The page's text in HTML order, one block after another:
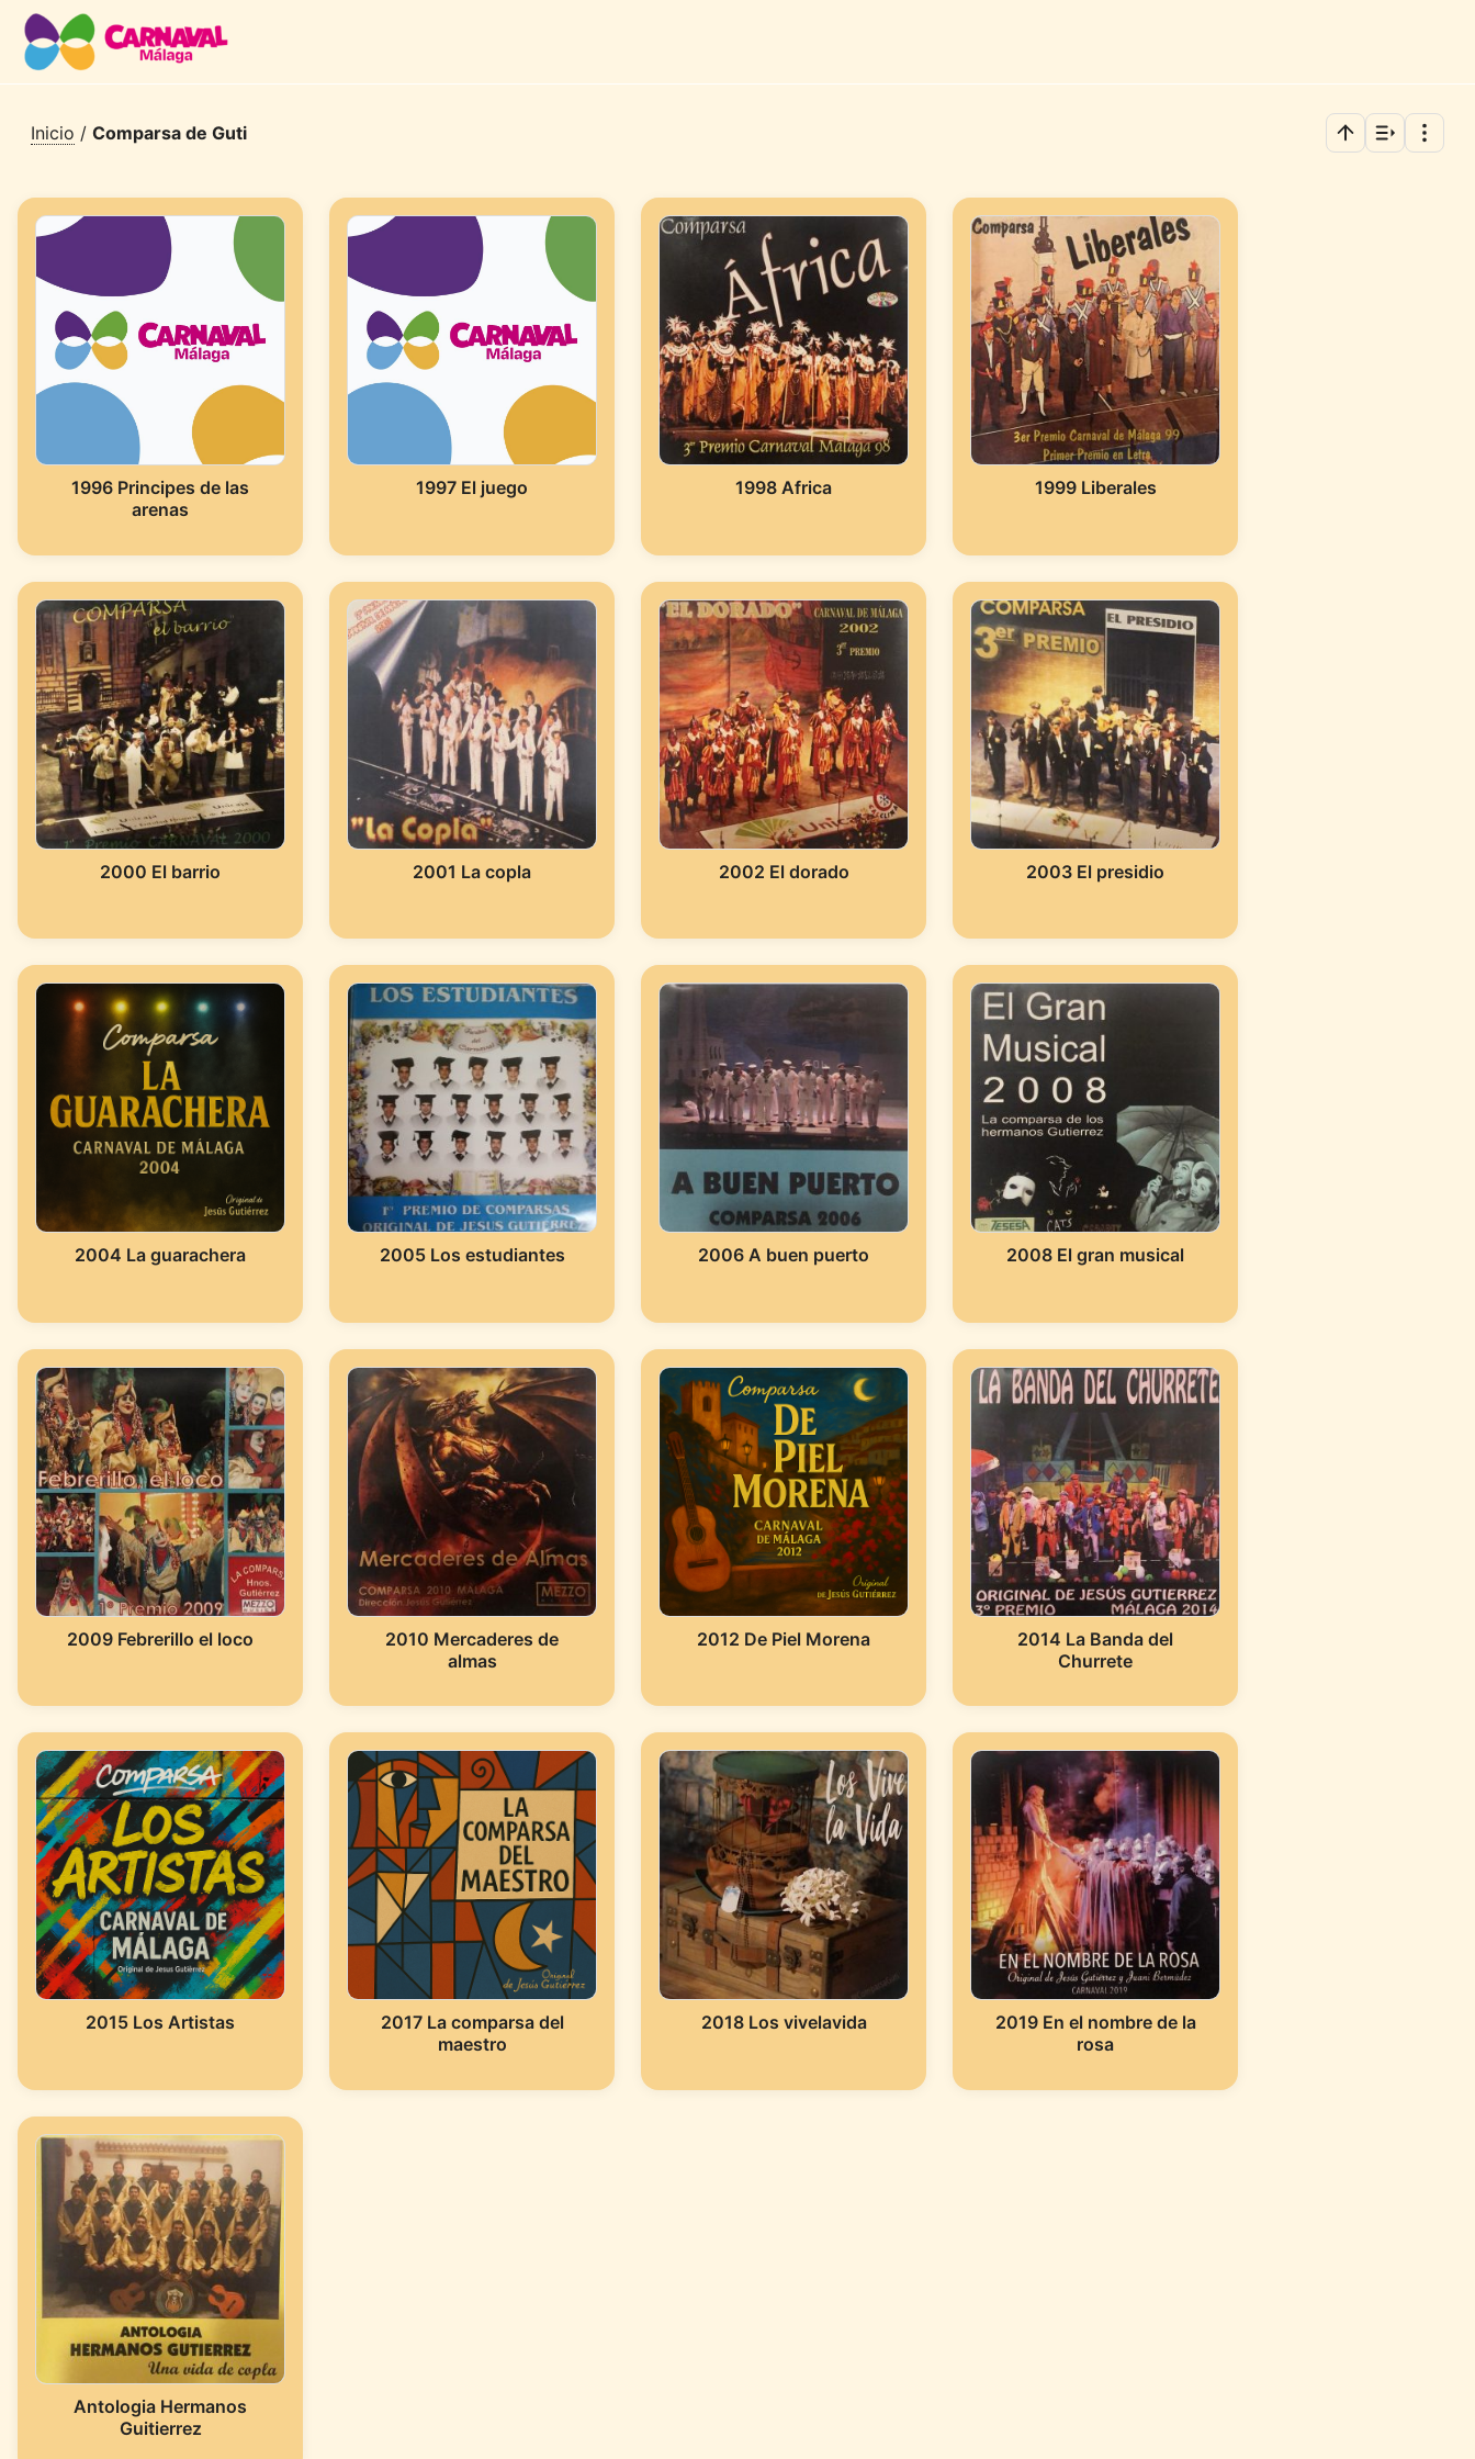
Inicio / Comparsa de Guti
1996 Principes de las
arenas
1997 El juego 1998 Africa 1999 Liberales
2000 El barrio 2001 La copla 2002 El dorado 2003 El presidio
2004 La guarachera 2005 Los estudiantes 2006 A buen puerto 2008 El gran musical
2009 Febrerillo el loco
2010 Mercaderes de
almas
2012 De Piel Morena
2014 La Banda del
Churrete
2015 Los Artistas
2017 La comparsa del
maestro
2018 Los vivelavida
2019 En el nombre de la
rosa
Antologia Hermanos
Guitierrez